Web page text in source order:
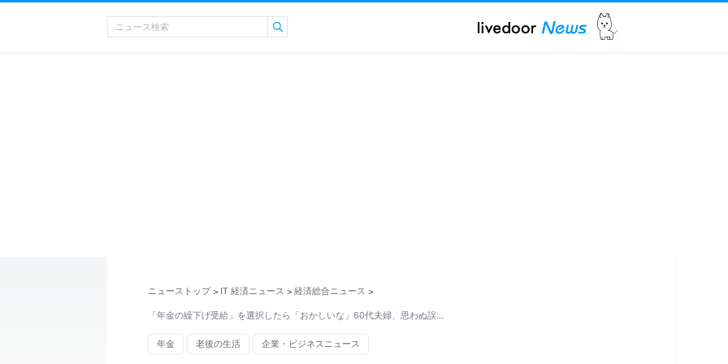
ニューストップ > IT 経済ニュース > 経済総合ニュース >
「年金の繰下げ受給」を選択したら「おかしいな」60代夫婦、思わぬ誤…
年金 老後の生活 企業・ビジネスニュース